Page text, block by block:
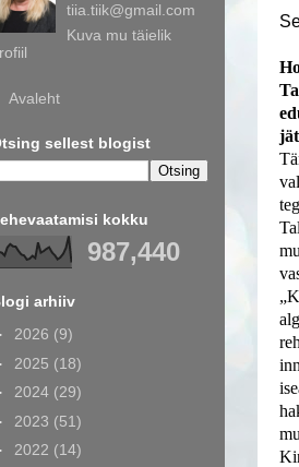
tiia.tiik@gmail.com
Kuva mu täielik
Avaleht
sellest blogist
kokku
987,440
arhiiv
2026 (9)
2025 (18)
2024 (29)
2023 (51)
2022 (14)